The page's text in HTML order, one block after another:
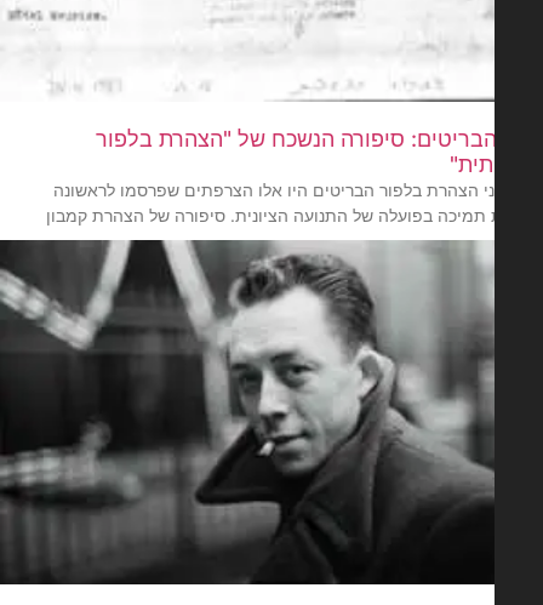
סיפורה הנשכח של "הצהרת בלפור
הצהרת בלפור הבריטים היו אלו הצרפתים שפרסמו לראשונה
בפועלה של התנועה הציונית. סיפורה של הצהרת קמבון